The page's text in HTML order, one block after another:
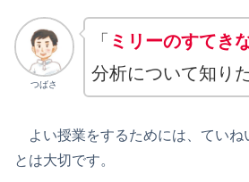
つばさ
「 ミリーのすてき
分析について知り
よい授業をするためには、ていね
とは大切です。